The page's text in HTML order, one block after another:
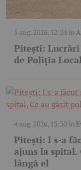
5 aug. 2026, 12:24în
Pitești:
de Poliția
4 aug. 2026, 13:30în
Pitești: I s-a
ajuns la
lângă el